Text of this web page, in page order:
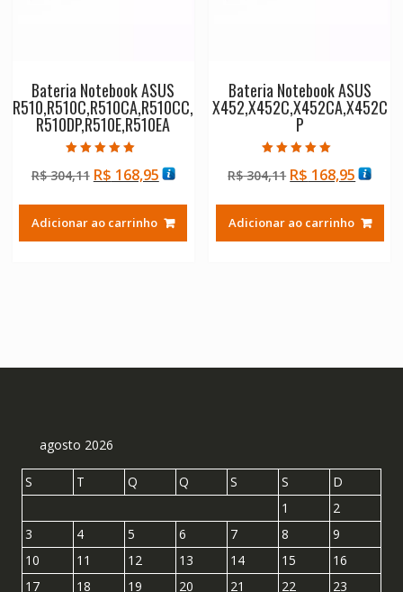
Bateria Notebook ASUS
R510,R510C,R510CA,R510CC,
R510DP,R510E,R510EA
5.00
de 5
R$304,11 O
original
era:
R$ 168,95O
atual
é:
Adicionar ao carrinho
Bateria Notebook ASUS
X452,X452C,X452CA,X452C
P
5.00
de 5
R$304,11 O
original
era:
R$ 168,95O
atual
é:
Adicionar ao carrinho
agosto 2026
S T Q Q S S
D
1
2
3
4 5 6 7 8
9
10
11 12 13 14 15
16
17
18 19 20 21 22
23